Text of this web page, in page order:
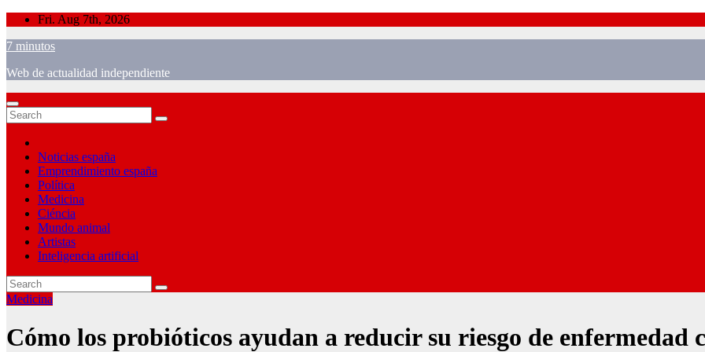
Skip
content
Fri. Aug 7th, 2026
7 minutos
Web de actualidad independiente
Noticias españa
Emprendimiento españa
Política
Medicina
Ciéncia
Mundo animal
Artistas
Inteligencia artificial
Medicina
Cómo los probióticos ayudan a reducir su riesgo de enfermedad